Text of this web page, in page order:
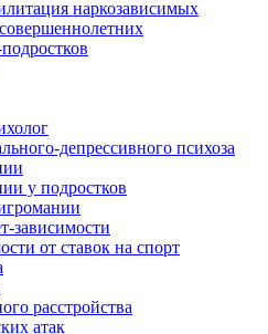
наркозависимых
депрессивного психоза
у подростков
зависимости
от ставок на спорт
расстройства
атак